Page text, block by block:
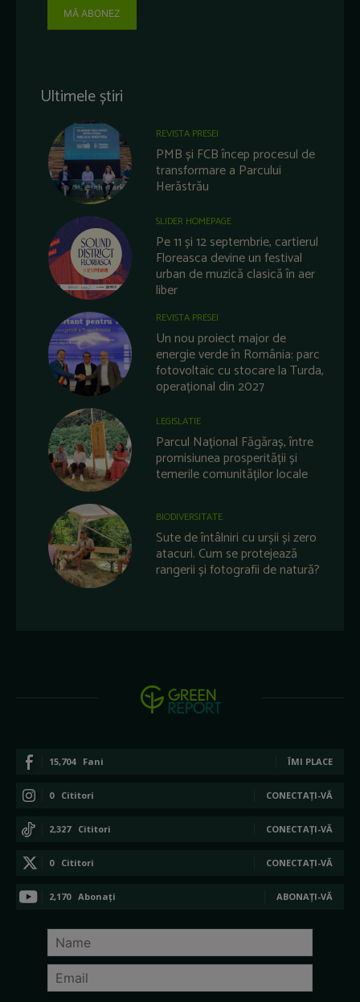
MĂ ABONEZ
Ultimele știri
REVISTA PRESEI
PMB și FCB încep procesul de
transformare a Parcului
Herăstrău
SLIDER HOMEPAGE
Pe 11 și 12 septembrie, cartierul
Floreasca devine un festival
urban de muzică clasică în aer
liber
REVISTA PRESEI
Un nou proiect major de
energie verde în România: parc
fotovoltaic cu stocare la Turda,
operațional din 2027
LEGISLATIE
Parcul Național Făgăraș, între
promisiunea prosperității și
temerile comunităților locale
BIODIVERSITATE
Sute de întâlniri cu urșii și zero
atacuri. Cum se protejează
rangerii și fotografii de natură?
15,704 Fani ÎMI PLACE
0 Cititori CONECTAȚI-VĂ
2,327 Cititori CONECTAȚI-VĂ
0 Cititori CONECTAȚI-VĂ
2,170 Abonați ABONAȚI-VĂ